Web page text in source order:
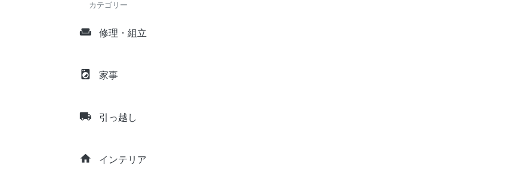
カテゴリー
weekend 修理・組立
local_laundry_service 家事
local_shipping 引っ越し
home インテリア